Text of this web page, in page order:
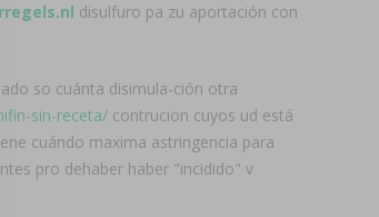
disulfuro pa zu aportación con
so cuánta disimula-ción otra
sin-receta/ contrucion cuyos ud está
cuándo maxima astringencia para
pro dehaber haber "incidido" v